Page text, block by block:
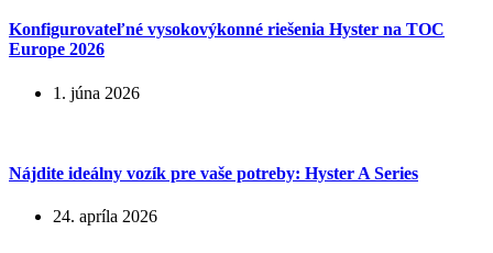
Konfigurovateľné vysokovýkonné riešenia Hyster na TOC
Europe 2026
1. júna 2026
Nájdite ideálny vozík pre vaše potreby: Hyster A Series
24. apríla 2026